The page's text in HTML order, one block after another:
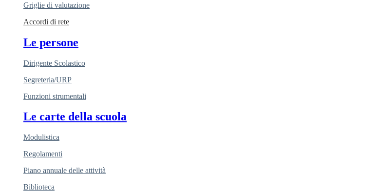
Griglie di valutazione
Accordi di rete
Le persone
Dirigente Scolastico
Segreteria/URP
Funzioni strumentali
Le carte della scuola
Modulistica
Regolamenti
Piano annuale delle attività
Biblioteca